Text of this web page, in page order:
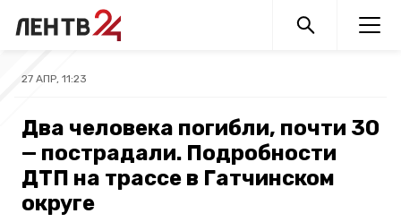
27 АПР, 11:23
Два человека погибли, почти 30
— пострадали. Подробности
ДТП на трассе в Гатчинском
округе